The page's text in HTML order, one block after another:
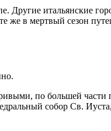
итальянские
в мертвый сезон
по большей
собор Св.